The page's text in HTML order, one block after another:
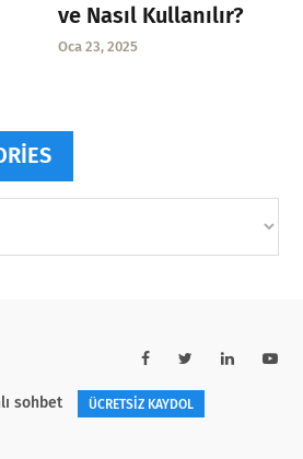
ve Nasıl Kullanılır?
Oca 23, 2025
sohbet ÜCRETSİZ KAYDOL